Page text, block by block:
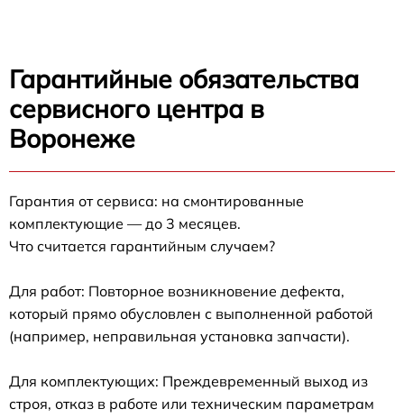
Гарантийные обязательства
сервисного центра в
Воронеже
Гарантия от сервиса: на смонтированные
комплектующие — до 3 месяцев.
Что считается гарантийным случаем?
Для работ: Повторное возникновение дефекта,
который прямо обусловлен с выполненной работой
(например, неправильная установка запчасти).
Для комплектующих: Преждевременный выход из
строя, отказ в работе или техническим параметрам